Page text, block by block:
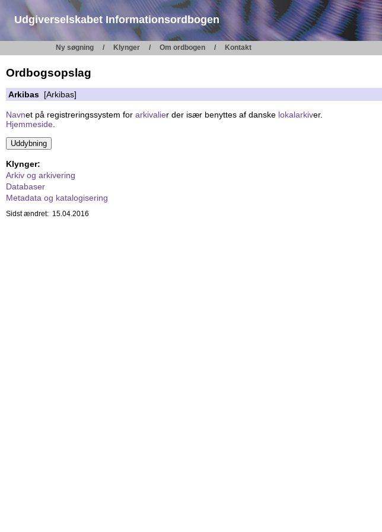
Udgiverselskabet Informationsordbogen
Ny søgning Klynger Om ordbogen Kontakt
Ordbogsopslag
Arkibas [Arkibas]
Navnet på registreringssystem for arkivalier der især benyttes af danske lokalarkiver.
Hjemmeside
Klynger:
Arkiv og arkivering
Databaser
Metadata og katalogisering
Sidst ændret: 15.04.2016